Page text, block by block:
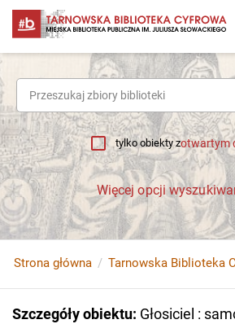
tylko obiekty zotwartym
Więcej opcji
Strona główna Tarnowska Biblioteka
Szczegóły obiektu: Głosiciel :